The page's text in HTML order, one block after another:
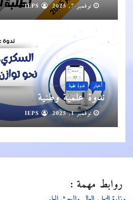
نوفمبر 7, 2025
أخبار ندوة علمية
ندوة علمية وطنية
نوفمبر 1, 2025
روابط مهمة :